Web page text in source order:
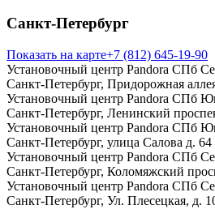
Санкт-Петербург
Показать на карте+7 (812) 645-19-90
Установочный центр Pandora СПб
Санкт-Петербург, Придорожная
Установочный центр Pandora СПб
Санкт-Петербург, Ленинский
Установочный центр Pandora СПб
Санкт-Петербург, улица Салова д. 64
Установочный центр Pandora СПб
Санкт-Петербург, Коломяжский
Установочный центр Pandora СПб
Санкт-Петербург, Ул. Плесецкая, д.